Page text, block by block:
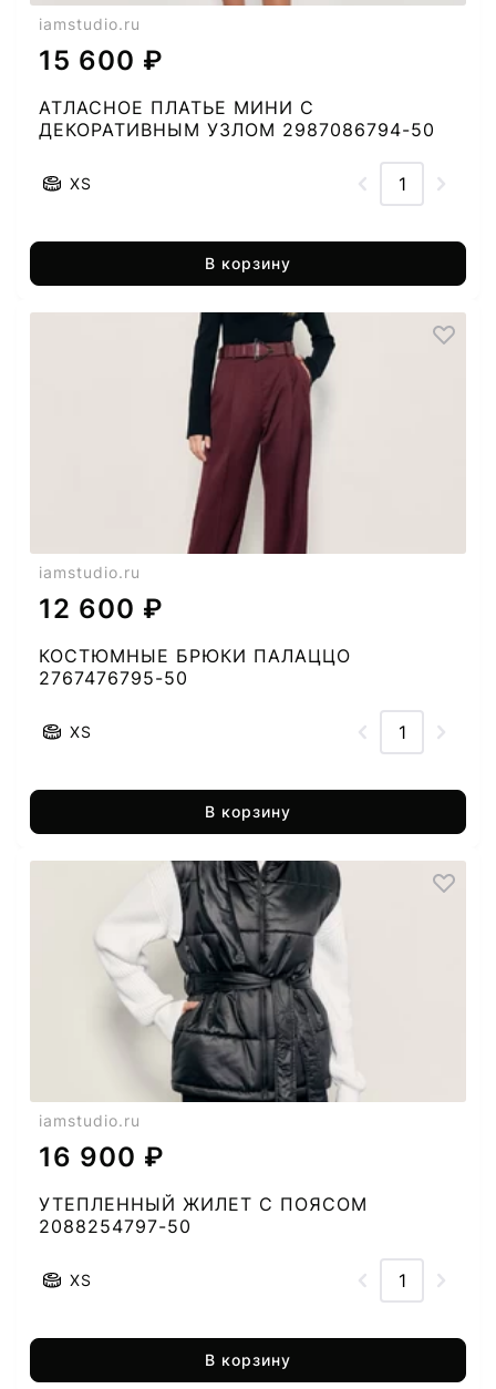
iamstudio.ru
15 600 ₽
АТЛАСНОЕ ПЛАТЬЕ МИНИ С
ДЕКОРАТИВНЫМ УЗЛОМ 2987086794-50
XS
В корзину
iamstudio.ru
12 600 ₽
КОСТЮМНЫЕ БРЮКИ ПАЛАЦЦО
2767476795-50
XS
В корзину
iamstudio.ru
16 900 ₽
УТЕПЛЕННЫЙ ЖИЛЕТ С ПОЯСОМ
2088254797-50
XS
В корзину